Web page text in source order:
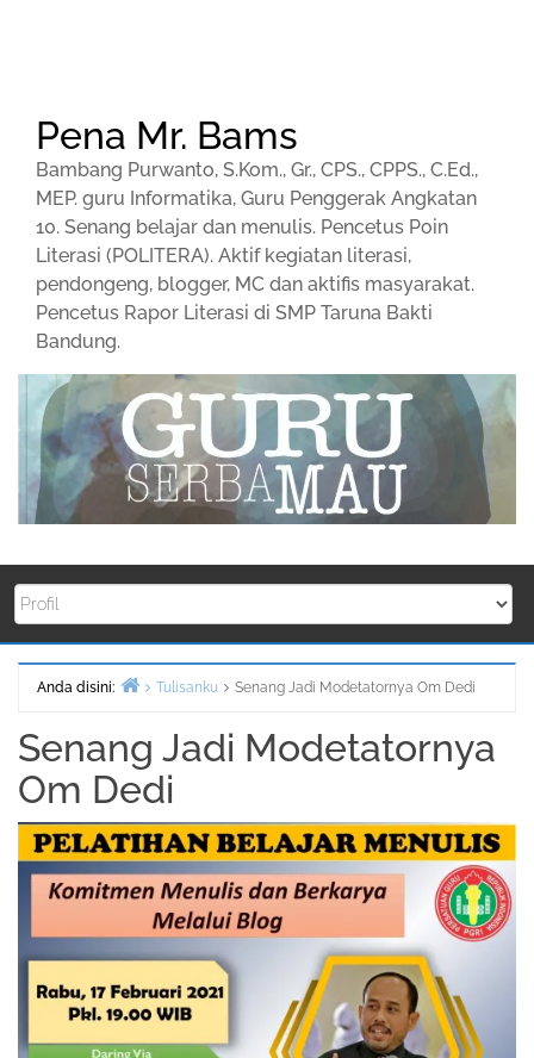
Pena Mr. Bams
Bambang Purwanto, S.Kom., Gr., CPS., CPPS., C.Ed.,
MEP. guru Informatika, Guru Penggerak Angkatan
10. Senang belajar dan menulis. Pencetus Poin
Literasi (POLITERA). Aktif kegiatan literasi,
pendongeng, blogger, MC dan aktifis masyarakat.
Pencetus Rapor Literasi di SMP Taruna Bakti
Bandung.
Anda disini:
Tulisanku Senang Jadi Modetatornya Om Dedi
Senang Jadi Modetatornya
Om Dedi